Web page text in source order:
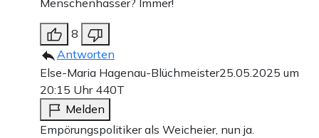
8
Antworten
Else-Maria Hagenau-Blüchmeister25.05.2025 um
20:15 Uhr 440T
Melden
Empörungspolitiker als Weicheier, nun ja.